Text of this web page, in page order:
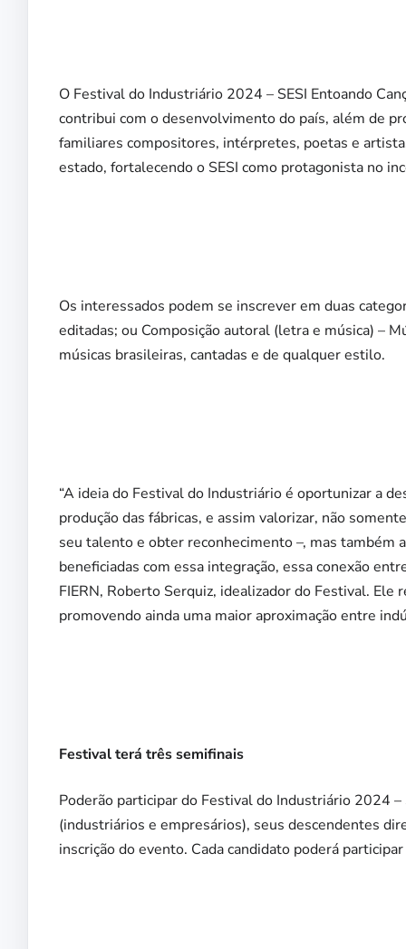
O Festival do Industriário 2024 – SESI Entoando
contribui com o desenvolvimento do país, além de
familiares compositores, intérpretes, poetas e
estado, fortalecendo o SESI como protagonista no
Os interessados podem se inscrever em duas
editadas; ou Composição autoral (letra e música) –
músicas brasileiras, cantadas e de qualquer estilo.
“A ideia do Festival do Industriário é oportunizar a
produção das fábricas, e assim valorizar, não
seu talento e obter reconhecimento –, mas também
beneficiadas com essa integração, essa conexão
FIERN, Roberto Serquiz, idealizador do Festival.
promovendo ainda uma maior aproximação entre
Festival terá três semifinais
Poderão participar do Festival do Industriário 2024
(industriários e empresários), seus descendentes
inscrição do evento. Cada candidato poderá